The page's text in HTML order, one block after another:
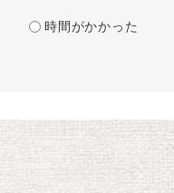
時間がかかった